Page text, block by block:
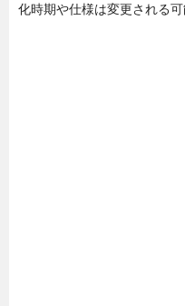
化時期や仕様は変更される可